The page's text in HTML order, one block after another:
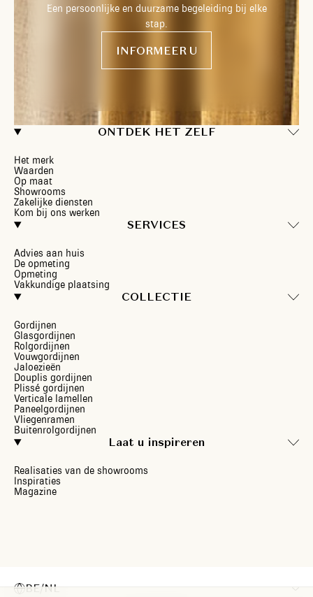
ONTDEK HET ZELF
Het merk
Waarden
Op maat
Showrooms
Zakelijke diensten
Kom bij ons werken
SERVICES
Advies aan huis
De opmeting
Opmeting
Vakkundige plaatsing
COLLECTIE
Gordijnen
Glasgordijnen
Rolgordijnen
Vouwgordijnen
Jaloezieën
Douplis gordijnen
Plissé gordijnen
Verticale lamellen
Paneelgordijnen
Vliegenramen
Buitenrolgordijnen
Laat u inspireren
Realisaties van de showrooms
Inspiraties
Magazine
Een persoonlijke en duurzame begeleiding bij elke
stap.
INFORMEER U
BE/NL